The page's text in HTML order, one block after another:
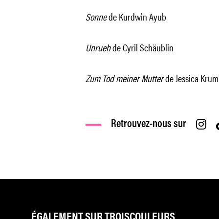
Sonnede Kurdwin Ayub
Unruehde Cyril Schäublin
Zum Tod meiner Mutterde Jessica
Retrouvez-nous sur